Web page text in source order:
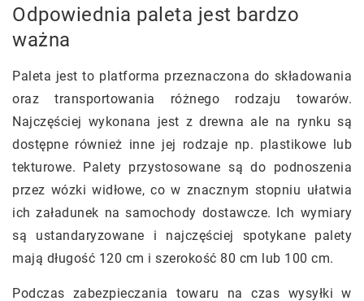
Odpowiednia paleta jest bardzo
ważna
Paleta jest to platforma przeznaczona do składowania
oraz transportowania różnego rodzaju towarów.
Najczęściej wykonana jest z drewna ale na rynku są
dostępne również inne jej rodzaje np. plastikowe lub
tekturowe. Palety przystosowane są do podnoszenia
przez wózki widłowe, co w znacznym stopniu ułatwia
ich załadunek na samochody dostawcze. Ich wymiary
są ustandaryzowane i najczęściej spotykane palety
mają długość 120 cm i szerokość 80 cm lub 100 cm.
Podczas zabezpieczania towaru na czas wysyłki w